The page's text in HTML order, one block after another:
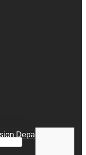
Department